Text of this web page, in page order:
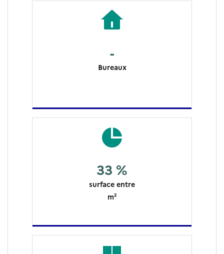
-
Bureaux
33 %
surface entre
m²